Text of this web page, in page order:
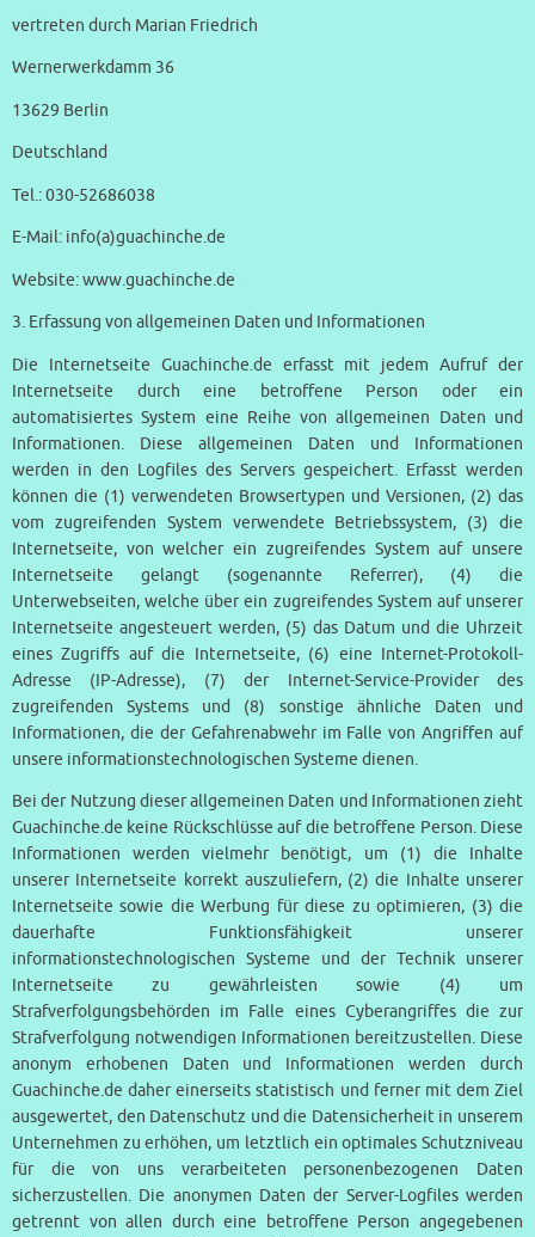
vertreten durch Marian Friedrich
Wernerwerkdamm 36
13629 Berlin
Deutschland
Tel.: 030-52686038
E-Mail: info(a)guachinche.de
Website: www.guachinche.de
3. Erfassung von allgemeinen Daten und Informationen
Die Internetseite Guachinche.de erfasst mit jedem Aufruf der
Internetseite durch eine betroffene Person oder ein
automatisiertes System eine Reihe von allgemeinen Daten und
Informationen. Diese allgemeinen Daten und Informationen
werden in den Logfiles des Servers gespeichert. Erfasst werden
können die (1) verwendeten Browsertypen und Versionen, (2) das
vom zugreifenden System verwendete Betriebssystem, (3) die
Internetseite, von welcher ein zugreifendes System auf unsere
Internetseite gelangt (sogenannte Referrer), (4) die
Unterwebseiten, welche über ein zugreifendes System auf unserer
Internetseite angesteuert werden, (5) das Datum und die Uhrzeit
eines Zugriffs auf die Internetseite, (6) eine Internet-Protokoll-
Adresse (IP-Adresse), (7) der Internet-Service-Provider des
zugreifenden Systems und (8) sonstige ähnliche Daten und
Informationen, die der Gefahrenabwehr im Falle von Angriffen auf
unsere informationstechnologischen Systeme dienen.
Bei der Nutzung dieser allgemeinen Daten und Informationen zieht
Guachinche.de keine Rückschlüsse auf die betroffene Person. Diese
Informationen werden vielmehr benötigt, um (1) die Inhalte
unserer Internetseite korrekt auszuliefern, (2) die Inhalte unserer
Internetseite sowie die Werbung für diese zu optimieren, (3) die
dauerhafte Funktionsfähigkeit unserer
informationstechnologischen Systeme und der Technik unserer
Internetseite zu gewährleisten sowie (4) um
Strafverfolgungsbehörden im Falle eines Cyberangriffes die zur
Strafverfolgung notwendigen Informationen bereitzustellen. Diese
anonym erhobenen Daten und Informationen werden durch
Guachinche.de daher einerseits statistisch und ferner mit dem Ziel
ausgewertet, den Datenschutz und die Datensicherheit in unserem
Unternehmen zu erhöhen, um letztlich ein optimales Schutzniveau
für die von uns verarbeiteten personenbezogenen Daten
sicherzustellen. Die anonymen Daten der Server-Logfiles werden
getrennt von allen durch eine betroffene Person angegebenen